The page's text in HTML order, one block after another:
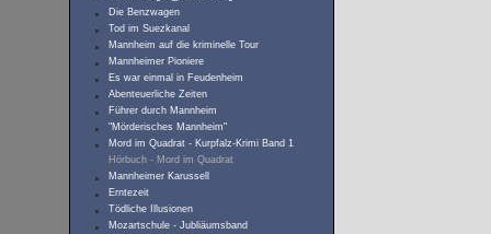
Die Benzwagen
Tod im Suezkanal
Mannheim auf die kriminelle Tour
Mannheimer Pioniere
Es war einmal in Feudenheim
Abenteuerliche Zeiten
Führer durch Mannheim
"Mörderisches Mannheim"
Mord im Quadrat - Kurpfalz-Krimi Band 1
Hörbuch - Mord im Quadrat
Mannheimer Karussell
Erntezeit
Tödliche Illusionen
Mozartschule - Jubliäumsband